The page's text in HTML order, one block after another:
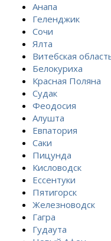
Анапа
Геленджик
Сочи
Ялта
Витебская
Белокуриха
Красная Поляна
Судак
Феодосия
Алушта
Евпатория
Саки
Пицунда
Кисловодск
Ессентуки
Пятигорск
Железноводск
Гагра
Гудаута